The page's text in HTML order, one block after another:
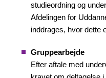
studieordning og
Afdelingen for
inddrages, hvor dette
Gruppearbejde
Efter aftale med